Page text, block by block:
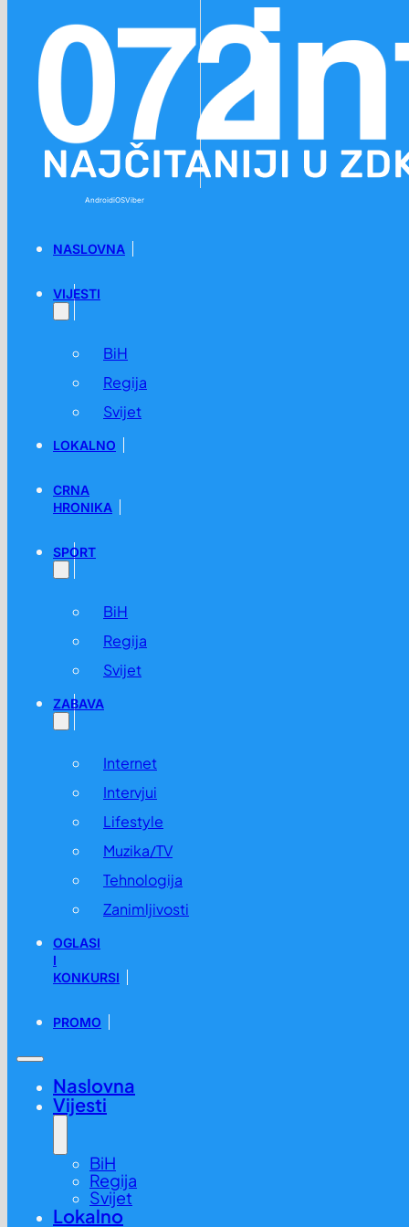
AndroidiOSViber
NASLOVNA
VIJESTI
BiH
Regija
Svijet
LOKALNO
CRNA
HRONIKA
SPORT
BiH
Regija
Svijet
ZABAVA
Internet
Intervjui
Lifestyle
Muzika/TV
Tehnologija
Zanimljivosti
OGLASI
I
KONKURSI
PROMO
Naslovna
Vijesti
BiH
Regija
Svijet
Lokalno